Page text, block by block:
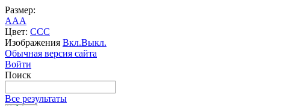
Размер:
AAA
Цвет: CCC
Изображения Вкл.Выкл.
Обычная версия сайта
Войти
Поиск
Все результаты